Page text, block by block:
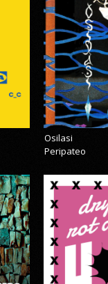
Osilasi
Peripateo